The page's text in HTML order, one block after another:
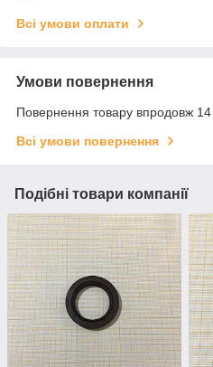
Всі умови оплати
Умови повернення
Повернення товару впродовж 14
Всі умови повернення
Подібні товари компанії